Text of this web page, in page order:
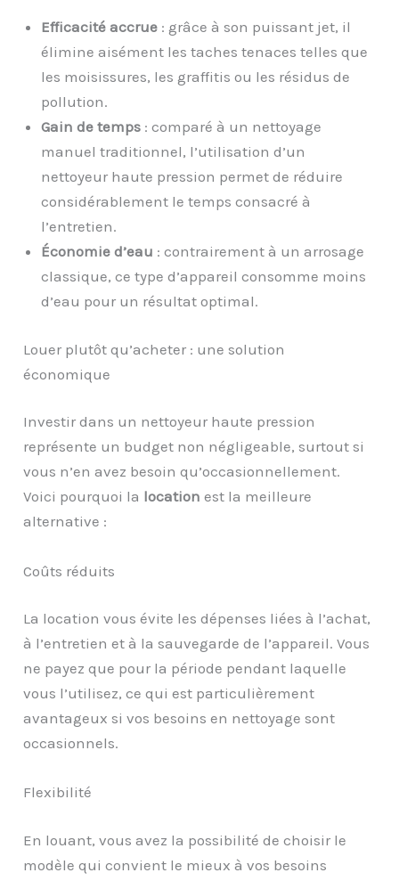
Efficacité accrue : grâce à son puissant jet, il
élimine aisément les taches tenaces telles que
les moisissures, les graffitis ou les résidus de
pollution.
Gain de temps : comparé à un nettoyage
manuel traditionnel, l’utilisation d’un
nettoyeur haute pression permet de réduire
considérablement le temps consacré à
l’entretien.
Économie d’eau : contrairement à un arrosage
classique, ce type d’appareil consomme moins
d’eau pour un résultat optimal.
Louer plutôt qu’acheter : une solution
économique
Investir dans un nettoyeur haute pression
représente un budget non négligeable, surtout si
vous n’en avez besoin qu’occasionnellement.
Voici pourquoi la location est la meilleure
alternative :
Coûts réduits
La location vous évite les dépenses liées à l’achat,
à l’entretien et à la sauvegarde de l’appareil. Vous
ne payez que pour la période pendant laquelle
vous l’utilisez, ce qui est particulièrement
avantageux si vos besoins en nettoyage sont
occasionnels.
Flexibilité
En louant, vous avez la possibilité de choisir le
modèle qui convient le mieux à vos besoins